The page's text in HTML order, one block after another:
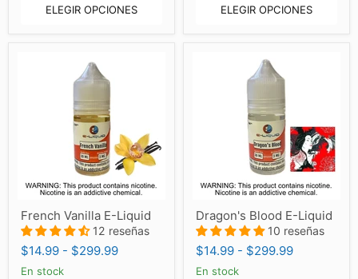
ELEGIR OPCIONES ELEGIR OPCIONES
Vanilla
E-
Liquid
French Vanilla E-Liquid
12 reseñas
$14.99 - $299.99
En stock
Blood
E-
Liquid
Dragon's Blood E-Liquid
10 reseñas
$14.99 - $299.99
En stock